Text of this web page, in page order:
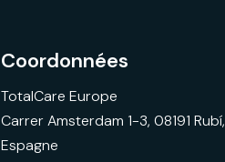
Coordonnées
TotalCare Europe
Carrer Amsterdam 1-3, 08191 Rubí,
Espagne